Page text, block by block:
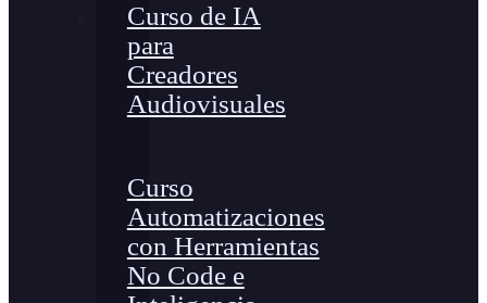
Curso de IA
para
Creadores
Audiovisuales
Curso
Automatizaciones
con Herramientas
No Code e